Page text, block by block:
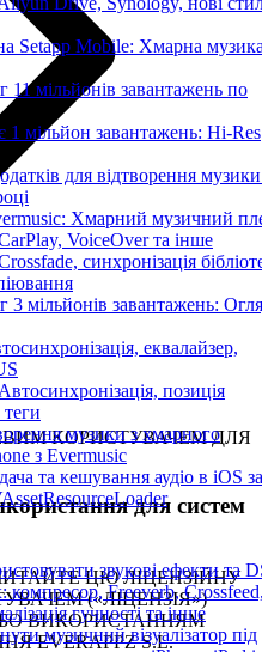
Setapp Mobile: Хмарна
11 мільйонів завантажень по
1 мільйон завантажень: Hi-Res
для відтворення
Хмарний музичний
VoiceOver та інше
синхронізація
3 мільйонів завантажень:
еквалайзер,
позиція
теги
музики з хмарного
з Evermusic
та кешування аудіо в iOS за
звукові ефекти та
компресор, Freeverb,
гучності та інше
музичний візуалізатор під
КОРИСТУВАЧЕМ ДЛЯ
для систем
ЦЮ ЛІЦЕНЗІЙНУ
(«ЛІЦЕНЗІЯ»)
ВИКОРИСТАННЯМ
EVERAPPZ S.L.